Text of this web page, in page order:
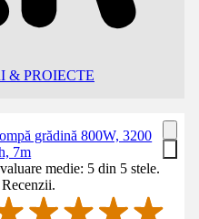
& PROIECTE
grădină 800W, 3200
7m
medie: 5 din 5 stele.